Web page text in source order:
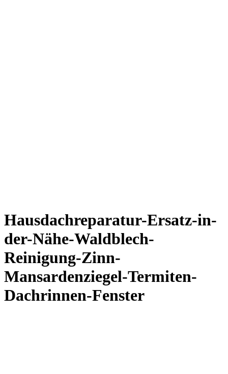
Hausdachreparatur-Ersatz-in-
der-Nähe-Waldblech-
Reinigung-Zinn-
Mansardenziegel-Termiten-
Dachrinnen-Fenster